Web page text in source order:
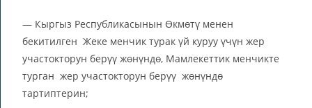
— Кыргыз Республикасынын Өкмөтү менен
бекитилген Жеке менчик турак үй куруу үчүн жер
участокторун берүү жөнүндө, Мамлекеттик менчикте
турган жер участокторун берүү жөнүндө
тартиптерин;